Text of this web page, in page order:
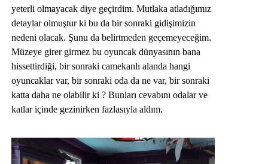
yeterli olmayacak diye geçirdim. Mutlaka atladığımız
detaylar olmuştur ki bu da bir sonraki gidişimizin
nedeni olacak. Şunu da belirtmeden geçemeyeceğim.
Müzeye girer girmez bu oyuncak dünyasının bana
hissettirdiği, bir sonraki camekanlı alanda hangi
oyuncaklar var, bir sonraki oda da ne var, bir sonraki
katta daha ne olabilir ki ? Bunları cevabını odalar ve
katlar içinde gezinirken fazlasıyla aldım.